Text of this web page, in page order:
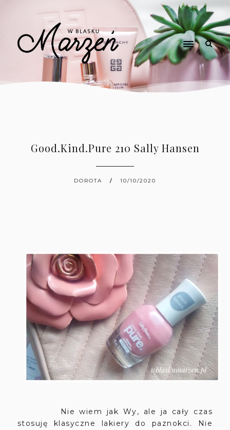
Good.Kind.Pure 210 Sally Hansen
DOROTA 10/10/2020
Nie wiem jak Wy, ale ja cały czas
stosuję klasyczne lakiery do paznokci. Nie